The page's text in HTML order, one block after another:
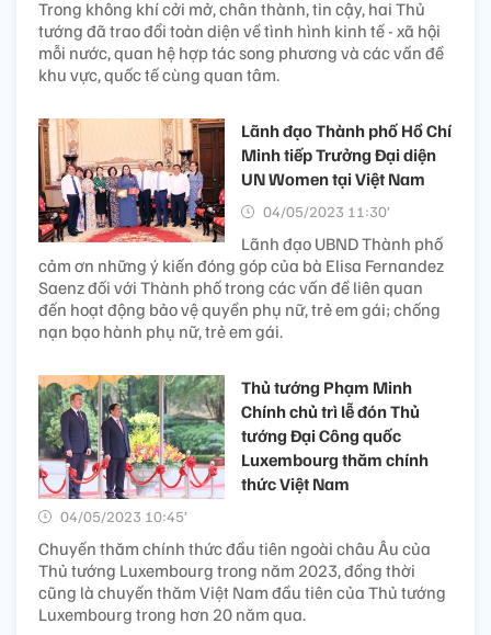
Trong không khí cởi mở, chân thành, tin cậy, hai Thủ
tướng đã trao đổi toàn diện về tình hình kinh tế - xã hội
mỗi nước, quan hệ hợp tác song phương và các vấn đề
khu vực, quốc tế cùng quan tâm.
Lãnh đạo Thành phố Hồ Chí
Minh tiếp Trưởng Đại diện
UN Women tại Việt Nam
04/05/2023 11:30’
Lãnh đạo UBND Thành phố
cảm ơn những ý kiến đóng góp của bà Elisa Fernandez
Saenz đối với Thành phố trong các vấn đề liên quan
đến hoạt động bảo vệ quyền phụ nữ, trẻ em gái; chống
nạn bạo hành phụ nữ, trẻ em gái.
Thủ tướng Phạm Minh
Chính chủ trì lễ đón Thủ
tướng Đại Công quốc
Luxembourg thăm chính
thức Việt Nam
04/05/2023 10:45’
Chuyến thăm chính thức đầu tiên ngoài châu Âu của
Thủ tướng Luxembourg trong năm 2023, đồng thời
cũng là chuyến thăm Việt Nam đầu tiên của Thủ tướng
Luxembourg trong hơn 20 năm qua.